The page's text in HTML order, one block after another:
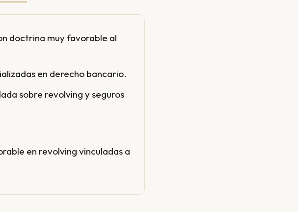
doctrina muy favorable al
en derecho bancario.
sobre revolving y seguros
en revolving vinculadas a